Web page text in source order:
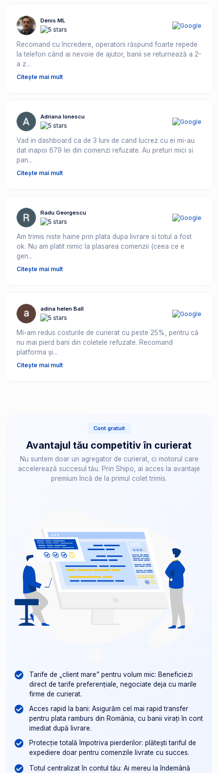
Denis ML
Recomand cu încredere, operatorii răspund foarte repede
la telefon când ai nevoie de ajutor, banii se returnează a 2-
a z...
Citește mai mult
Adriana Ionescu
Vad in dashboard ca de 3 luni de cand lucrez cu ei mi-au
dat inapoi 679 lei din comenzi refuzate. Au preturi mici si
pan...
Citește mai mult
Radu Georgescu
Am trimis niste haine prin plata dupa livrare si totul a fost
ok. Nu am platit nimic la plasarea comenzii (ceea ce e
gen...
Citește mai mult
adina helen Ball
Mi-am redus costurile de curierat cu peste 25%, pentru că
nu mai pierd bani din coletele refuzate. Recomand
platforma și...
Citește mai mult
Cont gratuit
Avantajul tău competitiv în curierat
Nu suntem doar un agregator de curierat, ci motorul care
accelerează succesul tău. Prin Shipo, ai acces la avantaje
premium încă de la primul colet trimis.
Tarife de „client mare” pentru volum mic: Beneficiezi
direct de tarife preferențiale, negociate deja cu marile
firme de curierat.
Acces rapid la bani: Asigurăm cel mai rapid transfer
pentru plata ramburs din România, cu banii virați în cont
imediat după livrare.
Protecție totală împotriva pierderilor: plătești tariful de
expediere doar pentru comenzile livrate cu succes.
Totul centralizat în contul tău: Ai mereu la îndemână